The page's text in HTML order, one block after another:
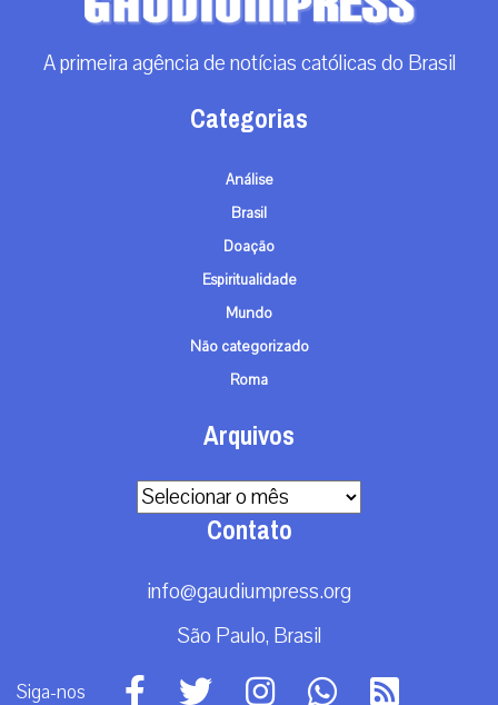
A primeira agência de notícias católicas do Brasil
Categorias
Análise
Brasil
Doação
Espiritualidade
Mundo
Não categorizado
Roma
Arquivos
Arquivos
Contato
info@gaudiumpress.org
São Paulo, Brasil
Siga-nos